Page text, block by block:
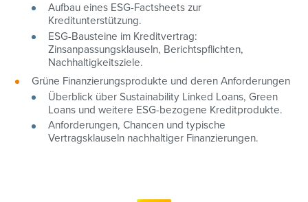
Aufbau eines ESG-Factsheets zur
Kreditunterstützung.
ESG-Bausteine im Kreditvertrag:
Zinsanpassungsklauseln, Berichtspflichten,
Nachhaltigkeitsziele.
Grüne Finanzierungsprodukte und deren Anforderungen
Überblick über Sustainability Linked Loans, Green
Loans und weitere ESG-bezogene Kreditprodukte.
Anforderungen, Chancen und typische
Vertragsklauseln nachhaltiger Finanzierungen.